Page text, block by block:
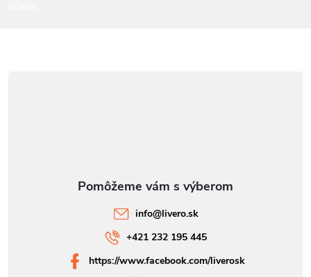
info@livero.sk
+421 232 195 445
https://www.facebook.com/liverosk